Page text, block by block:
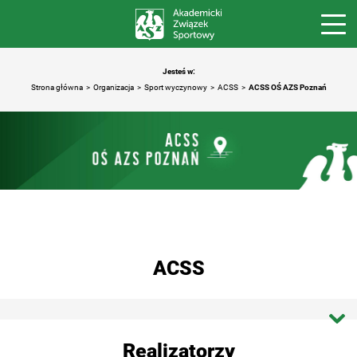
Jesteś w:
Strona główna
Organizacja Sport wyczynowy ACSS ACSS OŚ AZS Poznań
ACSS
Realizatorzy